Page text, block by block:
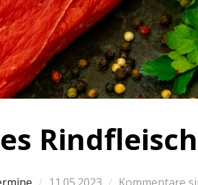
Rindfleisch